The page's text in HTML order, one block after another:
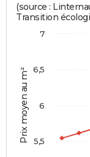
Prix moyen au m²
(source :
Transition
5,5
6
6,5
7